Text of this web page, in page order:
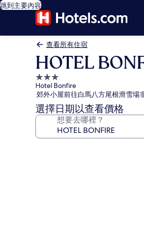
跳到主要內容
查看所有住宿
HOTEL
3.0
星
級
住
宿
Hotel Bonfire
郊外小屋前往白馬八方尾根滑雪場
選擇日期以查看價格
想要去哪裡？